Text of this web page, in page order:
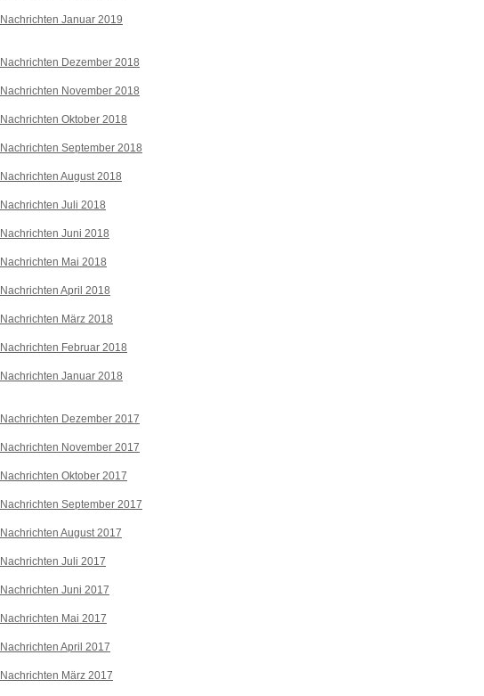
Nachrichten Januar 2019
Nachrichten Dezember 2018
Nachrichten November 2018
Nachrichten Oktober 2018
Nachrichten September 2018
Nachrichten August 2018
Nachrichten Juli 2018
Nachrichten Juni 2018
Nachrichten Mai 2018
Nachrichten April 2018
Nachrichten März 2018
Nachrichten Februar 2018
Nachrichten Januar 2018
Nachrichten Dezember 2017
Nachrichten November 2017
Nachrichten Oktober 2017
Nachrichten September 2017
Nachrichten August 2017
Nachrichten Juli 2017
Nachrichten Juni 2017
Nachrichten Mai 2017
Nachrichten April 2017
Nachrichten März 2017